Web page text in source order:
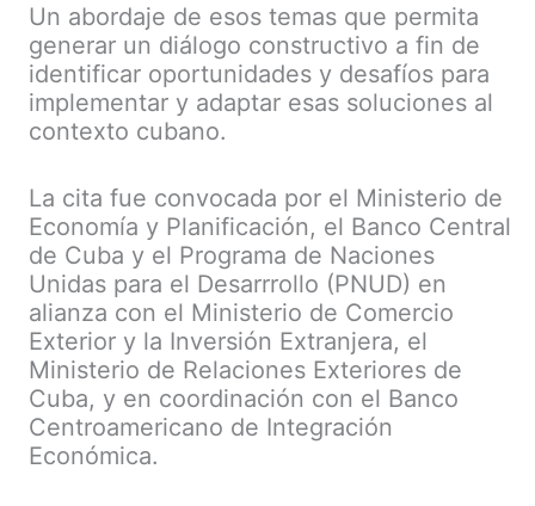
Un abordaje de esos temas que permita
generar un diálogo constructivo a fin de
identificar oportunidades y desafíos para
implementar y adaptar esas soluciones al
contexto cubano.
La cita fue convocada por el Ministerio de
Economía y Planificación, el Banco Central
de Cuba y el Programa de Naciones
Unidas para el Desarrrollo (PNUD) en
alianza con el Ministerio de Comercio
Exterior y la Inversión Extranjera, el
Ministerio de Relaciones Exteriores de
Cuba, y en coordinación con el Banco
Centroamericano de Integración
Económica.